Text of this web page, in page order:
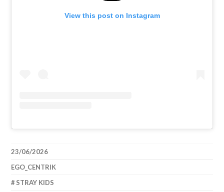
View this post on Instagram
23/06/2026
EGO_CENTRIK
STRAY KIDS